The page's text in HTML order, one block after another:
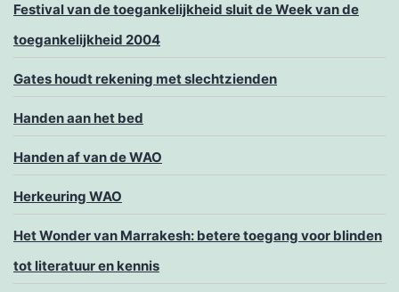
Festival van de toegankelijkheid sluit de Week van de
toegankelijkheid 2004
Gates houdt rekening met slechtzienden
Handen aan het bed
Handen af van de WAO
Herkeuring WAO
Het Wonder van Marrakesh: betere toegang voor blinden
tot literatuur en kennis